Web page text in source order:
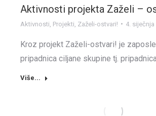
Aktivnosti projekta Zaželi –
Aktivnosti Projekti Zaželi-ostvari! 4. siječnja
Kroz projekt Zaželi-ostvari! je
pripadnica ciljane skupine tj. pripadnica
Više...